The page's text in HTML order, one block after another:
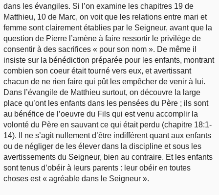
dans les évangiles. Si l’on examine les chapitres 19 de
Matthieu, 10 de Marc, on voit que les relations entre mari et
femme sont clairement établies par le Seigneur, avant que la
question de Pierre l’amène à faire ressortir le privilège de
consentir à des sacrifices « pour son nom ». De même il
insiste sur la bénédiction préparée pour les enfants, montrant
combien son coeur était tourné vers eux, et avertissant
chacun de ne rien faire qui pût les empêcher de venir à lui.
Dans l’évangile de Matthieu surtout, on découvre la large
place qu’ont les enfants dans les pensées du Père ; ils sont
au bénéfice de l’oeuvre du Fils qui est venu accomplir la
volonté du Père en sauvant ce qui était perdu (chapitre 18:1-
14). Il ne s’agit nullement d’être indifférent quant aux enfants
ou de négliger de les élever dans la discipline et sous les
avertissements du Seigneur, bien au contraire. Et les enfants
sont tenus d’obéir à leurs parents : leur obéir en toutes
choses est « agréable dans le Seigneur ».